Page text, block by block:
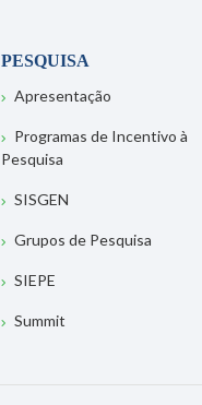
PESQUISA
Apresentação
Programas de Incentivo à
Pesquisa
SISGEN
Grupos de Pesquisa
SIEPE
Summit